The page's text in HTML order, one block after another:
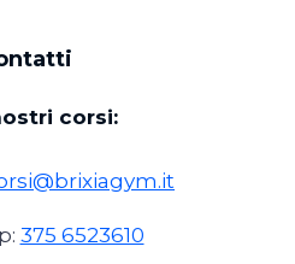
corsi:
375 6523610